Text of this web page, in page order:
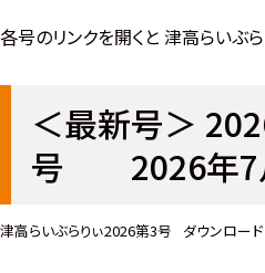
各号のリンクを開くと 津高らいぶ
＜最新号＞
号 2026年7
津高らいぶらりぃ2026第3号 ダウンロード